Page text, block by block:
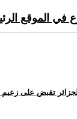
في الموقع
تقبض على زعيم